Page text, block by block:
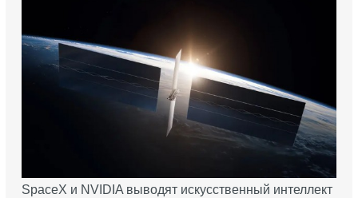
SpaceX и NVIDIA выводят искусственный интеллект